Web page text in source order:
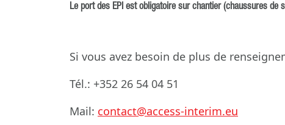
Le port des EPI est obligatoire sur chantier (chaussures de
Si vous avez besoin de plus de
Tél.: +352 26 54 04 51
Mail: contact@access-interim.eu